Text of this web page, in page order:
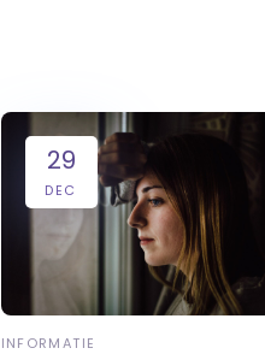
29
DEC
INFORMATIE